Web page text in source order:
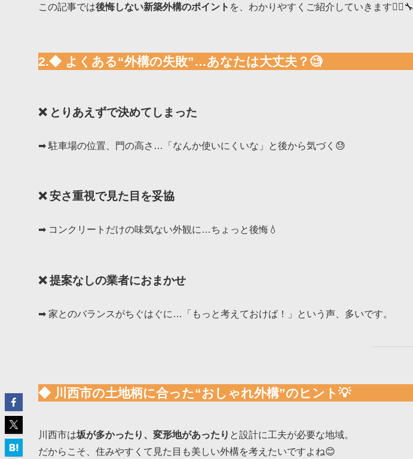
この記事では後悔しない新築外構のポイント を、わかりやすくご紹介していきます👷‍♂️🔧
2.◆ よくある“外構の失敗”…あなたは大丈夫？🧐
❌ とりあえずで決めてしまった
➡ 駐車場の位置、門の高さ…「なんか使いにくいな」と後から気づく😓
❌ 安さ重視で見た目を妥協
➡ コンクリートだけの味気ない外観に…ちょっと後悔💧
❌ 提案なしの業者におまかせ
➡ 家とのバランスがちぐはぐに…「もっと考えておけば！」という声、多いです。
◆ 川西市の土地柄に合った“おしゃれ外構”のヒント💡
川西市は坂が多かったり、変形地があったり と設計に工夫が必要な地域。
だからこそ、住みやすくて見た目も美しい外構を考えたいですよね😊